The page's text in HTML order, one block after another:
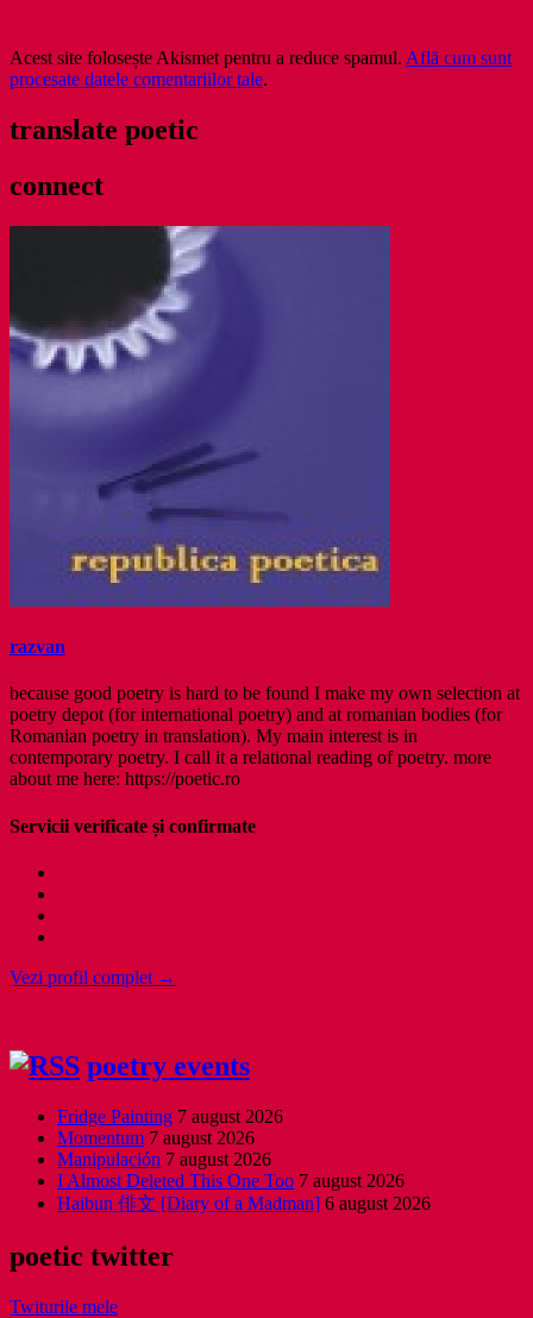
Acest site folosește Akismet pentru a reduce spamul. Află cum sunt
procesate datele comentariilor tale.
translate poetic
connect
razvan
because good poetry is hard to be found I make my own selection at
poetry depot (for international poetry) and at romanian bodies (for
Romanian poetry in translation). My main interest is in
contemporary poetry. I call it a relational reading of poetry. more
about me here: https://poetic.ro
Servicii verificate și confirmate
Vezi profil complet →
poetry events
Fridge Painting 7 august 2026
Momentum 7 august 2026
Manipulación 7 august 2026
I Almost Deleted This One Too 7 august 2026
Haibun 俳文 [Diary of a Madman] 6 august 2026
poetic twitter
Twiturile mele